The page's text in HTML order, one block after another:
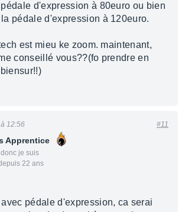
d'expression à 80euro ou bien
pédale d'expression à 120euro.
est mieu ke zoom. maintenant,
conseillé vous??(fo prendre en
Apprentice
je suis
22 ans
12:56 #11
avec pédale d'expression, ca serai